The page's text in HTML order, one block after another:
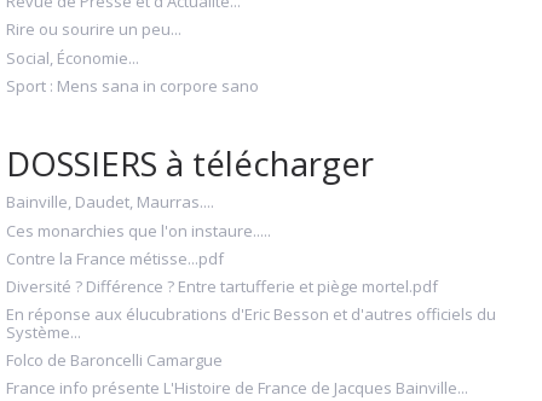
Rire ou sourire un peu...
Social, Économie...
Sport : Mens sana in corpore sano
DOSSIERS à télécharger
Bainville, Daudet, Maurras....
Ces monarchies que l'on instaure.....
Contre la France métisse...pdf
Diversité ? Différence ? Entre tartufferie et piège mortel.pdf
En réponse aux élucubrations d'Eric Besson et d'autres officiels du
Système...
Folco de Baroncelli Camargue
France info présente L'Histoire de France de Jacques Bainville...